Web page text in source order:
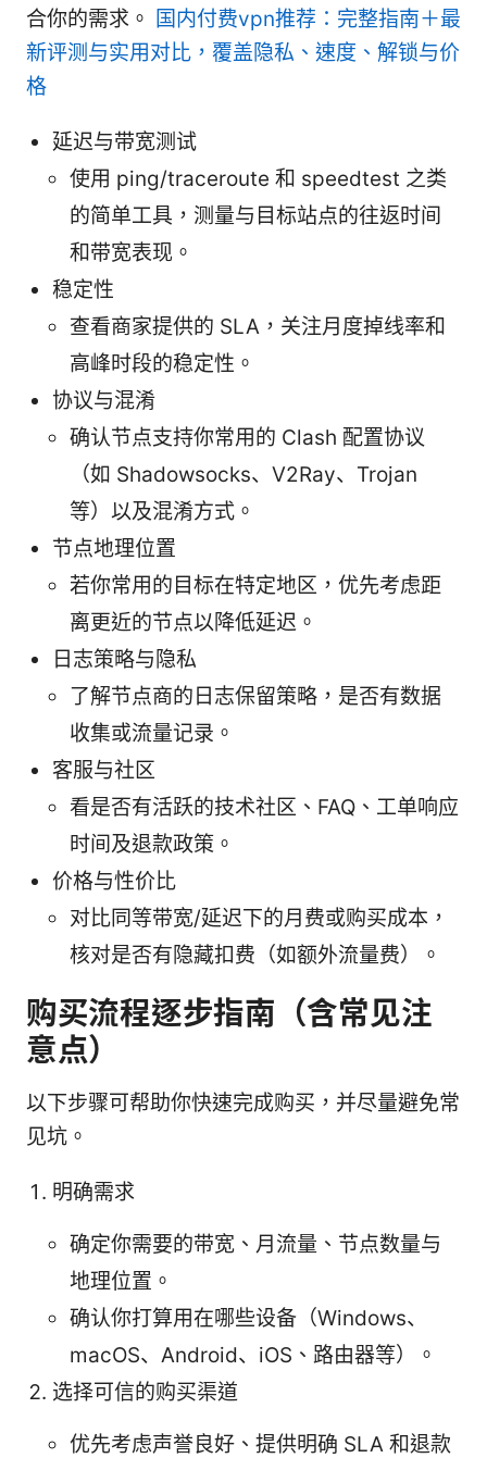
合你的需求。
国内付费vpn推荐：完整指南＋最
新评测与实用对比，覆盖隐私、速度、解锁与价
格
延迟与带宽测试
使用 ping/traceroute 和 speedtest 之类
的简单工具，测量与目标站点的往返时间
和带宽表现。
稳定性
查看商家提供的 SLA，关注月度掉线率和
高峰时段的稳定性。
协议与混淆
确认节点支持你常用的 Clash 配置协议
（如 Shadowsocks、V2Ray、Trojan
等）以及混淆方式。
节点地理位置
若你常用的目标在特定地区，优先考虑距
离更近的节点以降低延迟。
日志策略与隐私
了解节点商的日志保留策略，是否有数据
收集或流量记录。
客服与社区
看是否有活跃的技术社区、FAQ、工单响应
时间及退款政策。
价格与性价比
对比同等带宽/延迟下的月费或购买成本，
核对是否有隐藏扣费（如额外流量费）。
购买流程逐步指南（含常见注
意点）
以下步骤可帮助你快速完成购买，并尽量避免常
见坑。
明确需求
确定你需要的带宽、月流量、节点数量与
地理位置。
确认你打算用在哪些设备（Windows、
macOS、Android、iOS、路由器等）。
选择可信的购买渠道
优先考虑声誉良好、提供明确 SLA 和退款